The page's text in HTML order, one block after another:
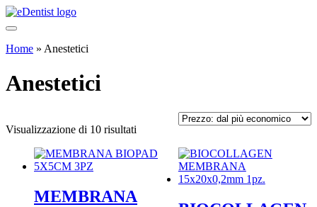
Home » Anestetici
Anestetici
Visualizzazione di 10 risultati
più
economico
MEMBRANA